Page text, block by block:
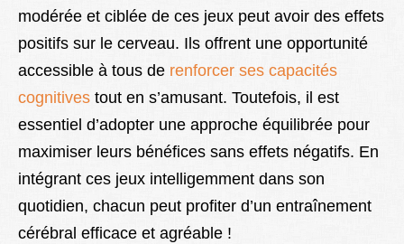
modérée et ciblée de ces jeux peut avoir des effets
positifs sur le cerveau. Ils offrent une opportunité
accessible à tous de renforcer ses capacités
cognitives tout en s’amusant. Toutefois, il est
essentiel d’adopter une approche équilibrée pour
maximiser leurs bénéfices sans effets négatifs. En
intégrant ces jeux intelligemment dans son
quotidien, chacun peut profiter d’un entraînement
cérébral efficace et agréable !